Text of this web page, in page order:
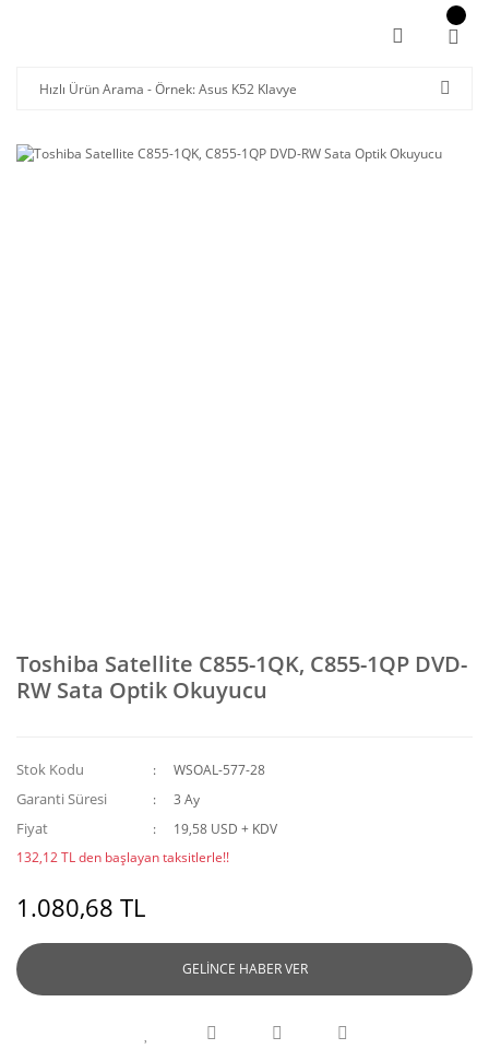
Toshiba Satellite C855-1QK, C855-1QP DVD-
RW Sata Optik Okuyucu
Stok Kodu WSOAL-577-28
Garanti Süresi 3 Ay
Fiyat
19,58 USD + KDV
132,12 TL den başlayan taksitlerle!!
1.080,68 TL
GELİNCE HABER VER